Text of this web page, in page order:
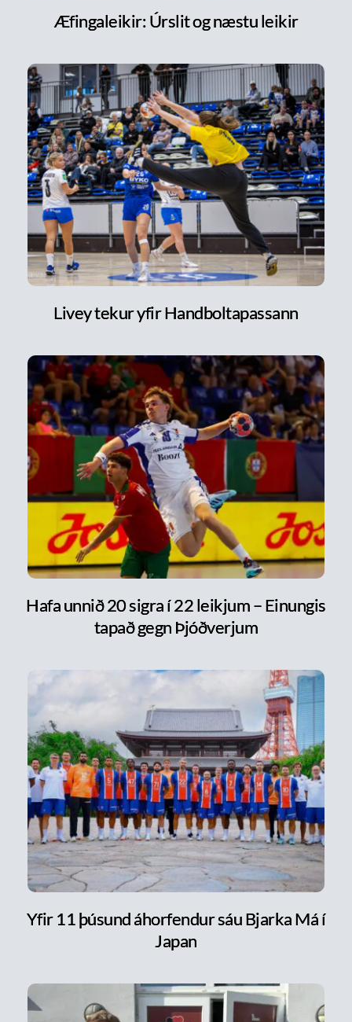
Æfingaleikir: Úrslit og næstu leikir
Livey tekur yfir Handboltapassann
Hafa unnið 20 sigra í 22 leikjum – Einungis
tapað gegn Þjóðverjum
Yfir 11 þúsund áhorfendur sáu Bjarka Má í
Japan